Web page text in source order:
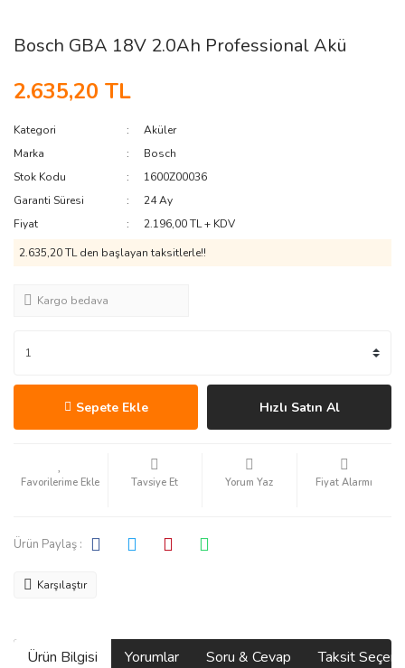
Bosch GBA 18V 2.0Ah Professional Akü
2.635,20 TL
Kategori
Aküler
Marka
Bosch
Stok Kodu
1600Z00036
Garanti Süresi
24 Ay
Fiyat
2.196,00 TL + KDV
2.635,20 TL den başlayan taksitlerle!!
Kargo bedava
Sepete Ekle Hızlı Satın Al
Tavsiye Et Yorum Yaz Fiyat Alarmı
Ürün Paylaş :
Karşılaştır
Ürün Bilgisi Yorumlar Soru & Cevap Taksit